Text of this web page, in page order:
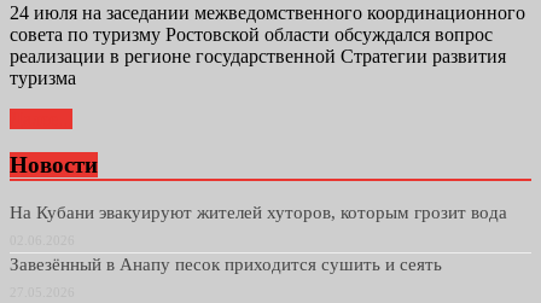
24 июля на заседании межведомственного координационного
совета по туризму Ростовской области обсуждался вопрос
реализации в регионе государственной Стратегии развития
туризма
Новости
На Кубани эвакуируют жителей хуторов, которым грозит вода
Завезённый в Анапу песок приходится сушить и сеять